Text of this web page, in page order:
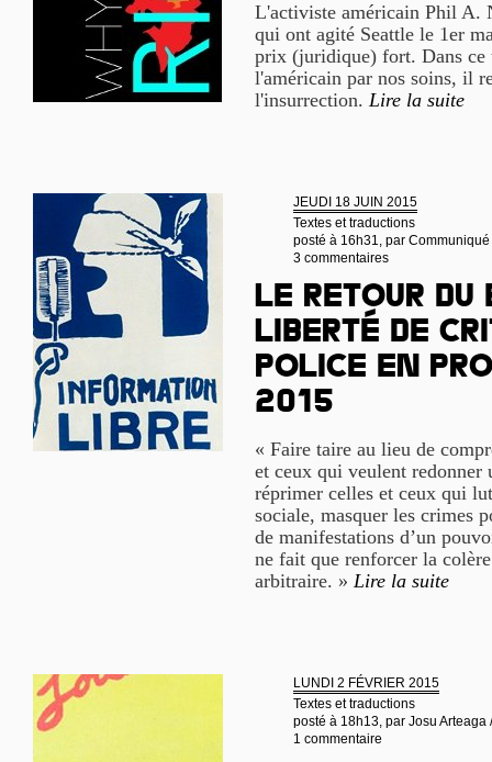
L'activiste américain Phil A.
qui ont agité Seattle le 1er
prix (juridique) fort. Dans ce
l'américain par nos soins, il
l'insurrection. Lire la suite
JEUDI 18 JUIN 2015
Textes et traductions
posté à 16h31, par Communiqué
3 commentaires
Le retour du
liberté de
police en
2015
« Faire taire au lieu de
et ceux qui veulent redonner
réprimer celles et ceux qui
sociale, masquer les crimes
de manifestations d’un
ne fait que renforcer la
arbitraire. » Lire la suite
LUNDI 2 FÉVRIER 2015
Textes et traductions
posté à 18h13, par Josu Arteaga
1 commentaire